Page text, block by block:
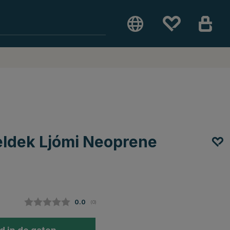
Ljómi Neoprene
Gemiddelde beoordeling:
0.0 (aantal stemmen:
0)